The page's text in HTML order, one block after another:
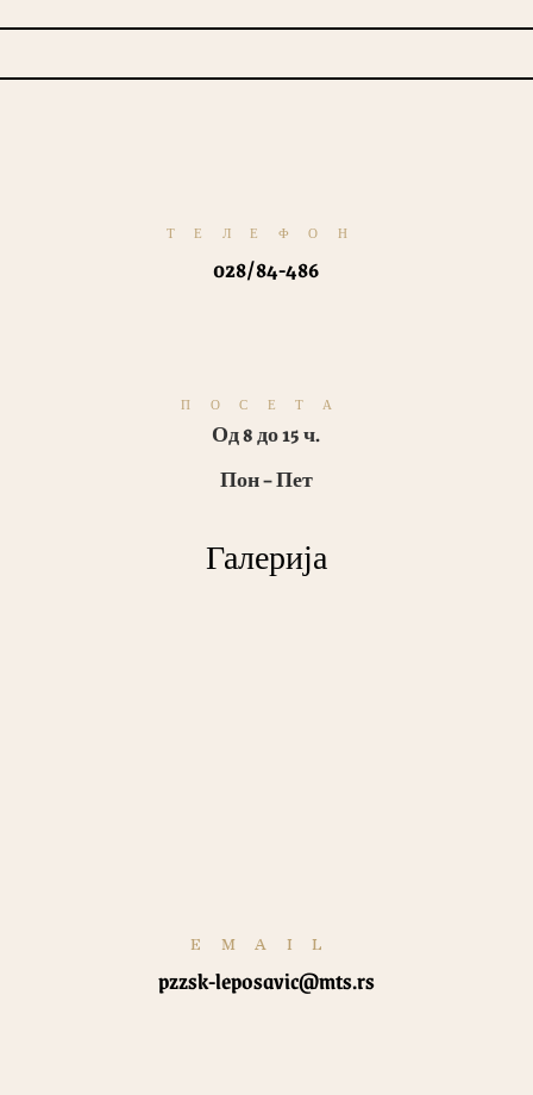
ТЕЛЕФОН
028/84-486
ПОСЕТА
Од 8 до 15 ч.
Пон – Пет
Галерија
EMAIL
pzzsk-leposavic@mts.rs